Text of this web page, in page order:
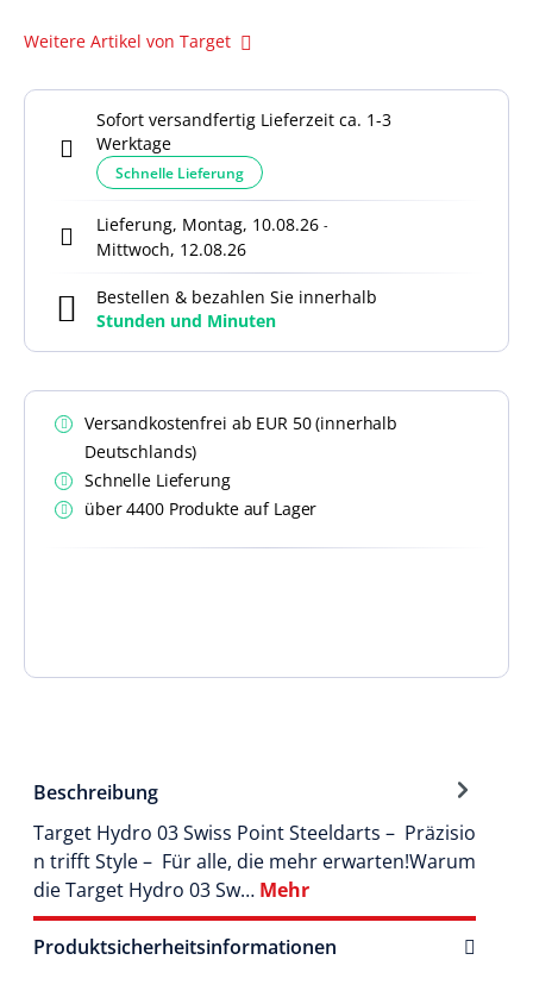
Beschreibung
Target Hydro 03 Swiss Point Steeldarts – Präzisio
n trifft Style – Für alle, die mehr erwarten!Warum
die Target Hydro 03 Sw… Mehr
Produktsicherheitsinformationen
Weitere Artikel von Target
Sofort versandfertig Lieferzeit ca. 1-3
Werktage
Schnelle Lieferung
Lieferung, Montag, 10.08.26 -
Mittwoch, 12.08.26
Bestellen & bezahlen Sie innerhalb
Stunden und Minuten
Versandkostenfrei ab EUR 50 (innerhalb
Deutschlands)
Schnelle Lieferung
über 4400 Produkte auf Lager